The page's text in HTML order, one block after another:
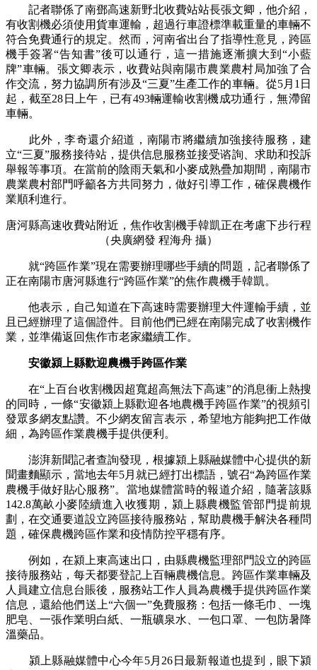
記者聯係了南鄧高速新野北收費站站長張文卿，他介紹，
有收割機必須使用貨車運輸，超過行車證標準載重量的車輛不
符合免費通行的規定。然而，河南省出台了指導性意見，跨區
機手簽署“告知書”後可以通行，這一措施逐漸擴大到“小藍
牌”車輛。張文卿表示，收費站與南陽市農業農村局加強了合
作交流，努力協調所有涉及“三夏”生產工作的車輛。從5月1日
起，截至28日上午，已有493輛運輸收割機成功通行，無滯留
車輛。
此外，李奇還介紹道，南陽市將繼續加強接待服務，建
立“三夏”服務接待站，提供信息服務並接受谘詢、求助和投訴
舉報等事項。在當前的陰雨天氣和小麥成熟疊加期間，南陽市
農業農村部門呼籲各方共同努力，做好引導工作，確保農機作
業順利進行。
唐河縣高速收費站附近，焦作收割機手韓凱正在考慮下步行程
（央廣網發 程海舟 攝）
就“跨區作業”現在需要辦理哪些手續的問題，記者聯係了
正在南陽市唐河縣進行“跨區作業”的焦作農機手韓凱。
他表示，自己知道在下高速時需要辦理大件運輸手續，並
且已經辦理了這個證件。目前他們已經在南陽完成了收割機作
業，並準備返回焦作市老家繼續工作。
安徽潁上縣歡迎農機手跨區作業
在“上百台收割機因超寬超高無法下高速”的消息衝上熱搜
的同時，一條“安徽潁上縣歡迎各地農機手跨區作業”的視頻引
發眾多網友點讚。不少網友留言表示，希望地方能夠把工作做
細，為跨區作業農機手提供便利。
澎湃新聞記者查詢發現，根據潁上縣融媒體中心提供的新
聞畫麵顯示，當地去年5月就已經打出標語，號召“為跨區作業
農機手做好貼心服務”。當地媒體當時的報道介紹，隨著該縣
142.8萬畝小麥陸續進入收獲期，潁上縣農機監管部門提前規
劃，在交通要道設立跨區接待服務站，幫助農機手解決各種問
題，確保農機跨區作業和疫情防控平穩有序。
例如，在潁上東高速出口，由縣農機監理部門設立的跨區
接待服務站，每天都要登記上百輛農機信息。跨區作業車輛及
人員建立信息台賬後，服務站工作人員為農機手提供跨區作業
信息，還給他們送上“六個一”免費服務：包括一條毛巾、一塊
肥皂、一張作業明白紙、一瓶礦泉水、一包口罩、一包防暑降
溫藥品。
潁上縣融媒體中心今年5月26日最新報道也提到，眼下潁